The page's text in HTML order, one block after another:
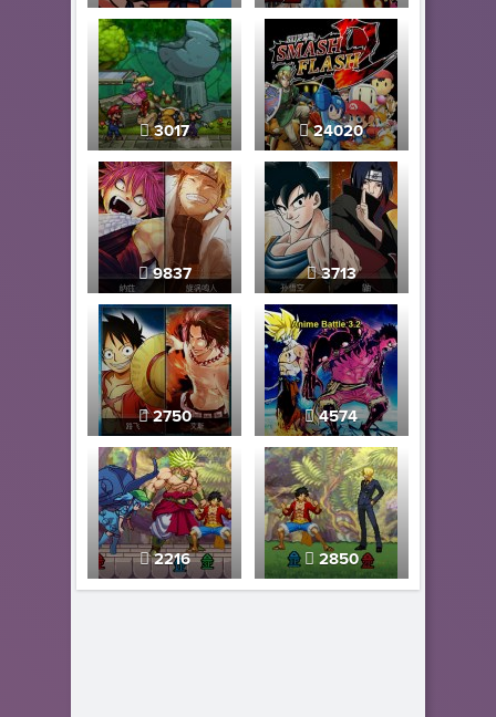
3017 24020
9837 3713
2750 4574
2216 2850